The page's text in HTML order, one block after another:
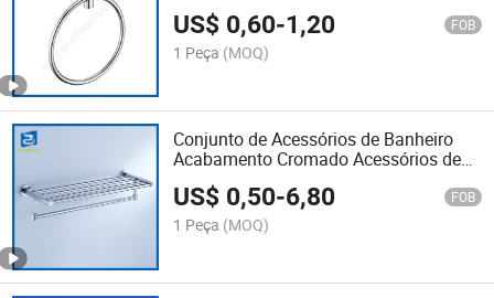
de Banho
US$ 0,60-1,20 FOB
1 Peça (MOQ)
Conjunto de Acessórios de Banheiro
Acabamento Cromado Acessórios de
Banho Prateleira para Toalhas
US$ 0,50-6,80 FOB
1 Peça (MOQ)